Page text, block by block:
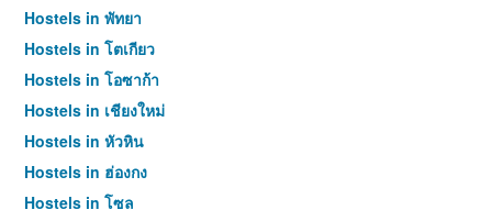
Hostels in พัทยา
Hostels in โตเกียว
Hostels in โอซาก้า
Hostels in เชียงใหม่
Hostels in หัวหิน
Hostels in ฮ่องกง
Hostels in โซล